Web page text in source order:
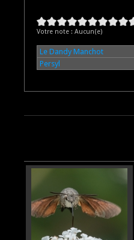
Votre note : Aucun(e)
Le Dandy Manchot
Persyl